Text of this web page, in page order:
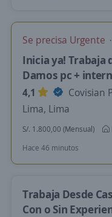
Se precisa Urgente
Inicia ya! Trabaja
Damos pc +
4,1
Covisian
Lima, Lima
S/. 1.800,00 (Mensual)
Hace 46 minutos
Trabaja Desde
Con o Sin